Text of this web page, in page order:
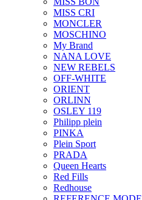
MISS CRI
MONCLER
MOSCHINO
My Brand
NANA LOVE
NEW REBELS
OFF-WHITE
ORIENT
ORLINN
OSLEY 119
Philipp plein
PINKA
Plein Sport
PRADA
Queen Hearts
Red Fills
Redhouse